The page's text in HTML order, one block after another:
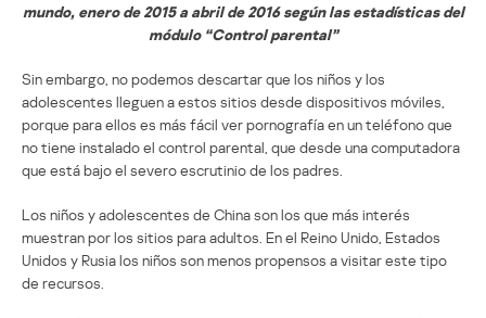
mundo, enero de 2015 a abril de 2016 según las estadísticas del
módulo “Control parental”
Sin embargo, no podemos descartar que los niños y los
adolescentes lleguen a estos sitios desde dispositivos móviles,
porque para ellos es más fácil ver pornografía en un teléfono que
no tiene instalado el control parental, que desde una computadora
que está bajo el severo escrutinio de los padres.
Los niños y adolescentes de China son los que más interés
muestran por los sitios para adultos. En el Reino Unido, Estados
Unidos y Rusia los niños son menos propensos a visitar este tipo
de recursos.